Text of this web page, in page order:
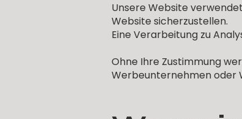
Unsere Website
Website sicherzustellen.
Eine Verarbeitung zu
Ohne Ihre Zustimmung
Werbeunternehmen oder